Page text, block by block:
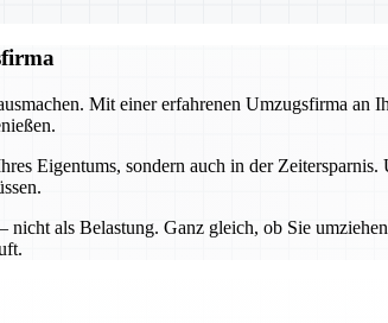
Mit einer erfahrenen Umzugsfirma an
Eigentums, sondern auch in der
als Belastung. Ganz gleich, ob Sie